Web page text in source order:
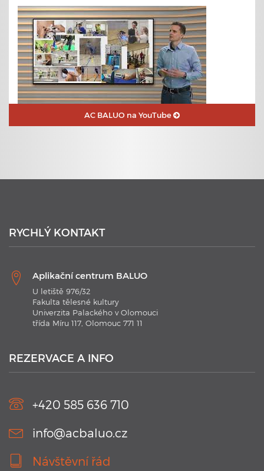
21. 1. 2020
technologií 2020
AC BALUO na YouTube
RYCHLÝ KONTAKT
Aplikační centrum BALUO
U letiště 976/32
Fakulta tělesné kultury
Univerzita Palackého v Olomouci
třída Míru 117, Olomouc 771 11
REZERVACE A INFO
+420 585 636 710
info@acbaluo.cz
Návštěvní řád